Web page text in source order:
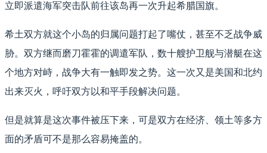
立即派遣海军突击队前往该岛再一次升起希腊国旗。
希土双方就这个小岛的归属问题打起了嘴仗，甚至不乏战争威
胁。双方继而磨刀霍霍的调遣军队，数十艘护卫舰与潜艇在这
个地方对峙，战争大有一触即发之势。这一次又是美国和北约
出来灭火，呼吁双方以和平手段解决问题。
但是就算是这次事件被压下来，可是双方在经济、领土等多方
面的矛盾可不是那么容易掩盖的。